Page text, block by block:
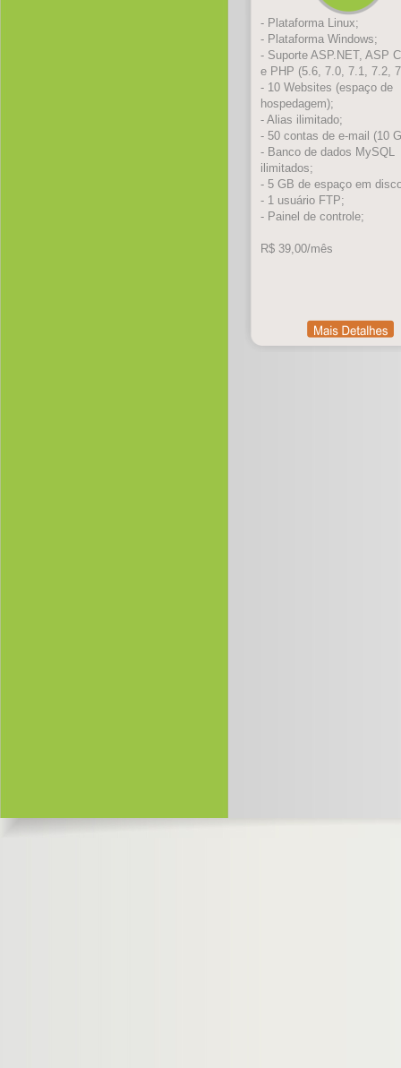
- Plataforma Linux;
- Plataforma Windows;
- Suporte ASP.NET, ASP
e PHP (5.6, 7.0, 7.1, 7.2,
- 10 Websites (espaço de
hospedagem);
- Alias ilimitado;
- 50 contas de e-mail (10
- Banco de dados MySQL
ilimitados;
- 5 GB de espaço em
- 1 usuário FTP;
- Painel de controle;
R$ 39,00/mês